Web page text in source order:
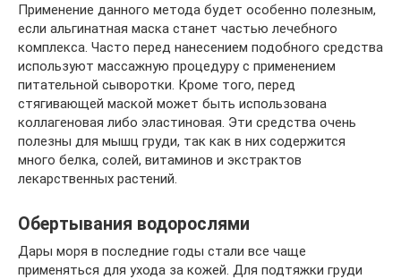
Применение данного метода будет особенно полезным,
если альгинатная маска станет частью лечебного
комплекса. Часто перед нанесением подобного средства
используют массажную процедуру с применением
питательной сыворотки. Кроме того, перед
стягивающей маской может быть использована
коллагеновая либо эластиновая. Эти средства очень
полезны для мышц груди, так как в них содержится
много белка, солей, витаминов и экстрактов
лекарственных растений.
Обертывания водорослями
Дары моря в последние годы стали все чаще
применяться для ухода за кожей. Для подтяжки груди